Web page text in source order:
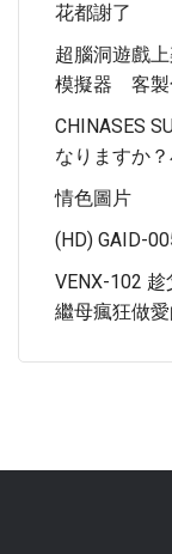
花都謝了
超腦洞遊戲
模擬器 客製
CHINASES
なりますか？
情色圖片
(HD) GAID-
VENX-102
繼母瘋狂做